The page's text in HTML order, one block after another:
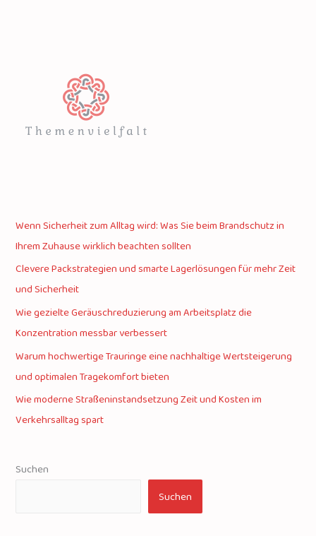
Wenn Sicherheit zum Alltag wird: Was Sie beim Brandschutz in
Ihrem Zuhause wirklich beachten sollten
Clevere Packstrategien und smarte Lagerlösungen für mehr Zeit
und Sicherheit
Wie gezielte Geräuschreduzierung am Arbeitsplatz die
Konzentration messbar verbessert
Warum hochwertige Trauringe eine nachhaltige Wertsteigerung
und optimalen Tragekomfort bieten
Wie moderne Straßeninstandsetzung Zeit und Kosten im
Verkehrsalltag spart
Suchen
Suchen